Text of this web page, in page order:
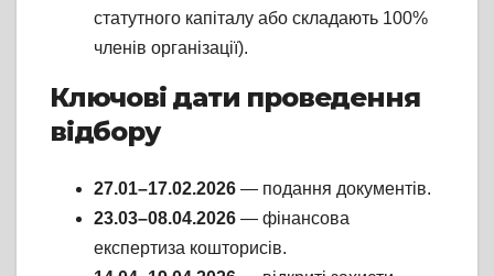
статутного капіталу або складають 100%
членів організації).
Ключові дати проведення
відбору
27.01–17.02.2026 — подання документів.
23.03–08.04.2026 — фінансова
експертиза кошторисів.